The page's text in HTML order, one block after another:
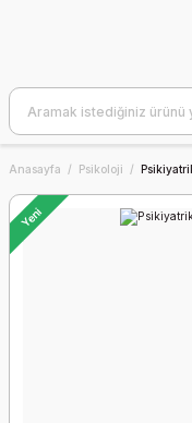
Anasayfa Psikoloji
Yeni